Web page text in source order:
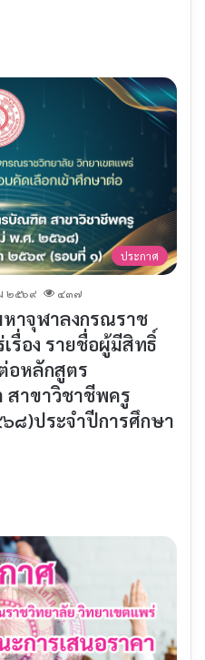
ประกาศ
๒๕๖๙ ๔๓๗
าจุฬาลงกรณราช
รื่อง รายชื่อผู้มีสิทธิ์
อหลักสูตร
าขาวิชาชีพครู
๘)ประจำปีการศึกษา